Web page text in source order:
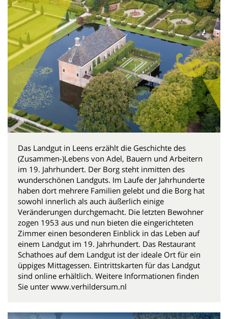
Das Landgut in Leens erzählt die Geschichte des
(Zusammen-)Lebens von Adel, Bauern und Arbeitern
im 19. Jahrhundert. Der Borg steht inmitten des
wunderschönen Landguts. Im Laufe der Jahrhunderte
haben dort mehrere Familien gelebt und die Borg hat
sowohl innerlich als auch äußerlich einige
Veränderungen durchgemacht. Die letzten Bewohner
zogen 1953 aus und nun bieten die eingerichteten
Zimmer einen besonderen Einblick in das Leben auf
einem Landgut im 19. Jahrhundert. Das Restaurant
Schathoes auf dem Landgut ist der ideale Ort für ein
üppiges Mittagessen. Eintrittskarten für das Landgut
sind online erhältlich. Weitere Informationen finden
Sie unter www.verhildersum.nl